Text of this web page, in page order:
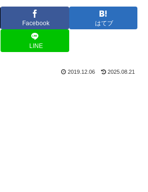
Facebook はてブ
LINE
2019.12.06 2025.08.21